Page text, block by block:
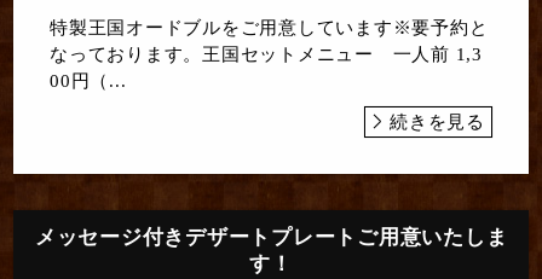
特製王国オードブルをご用意しています※要予約と
なっております。王国セットメニュー 一人前 1,3
00円（...
続きを見る
メッセージ付きデザートプレートご用意いたしま
す！